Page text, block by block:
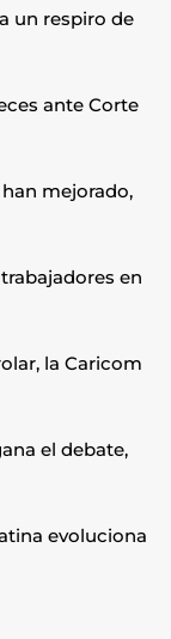
un respiro de
ante Corte
mejorado,
en
la Caricom
el debate,
evoluciona